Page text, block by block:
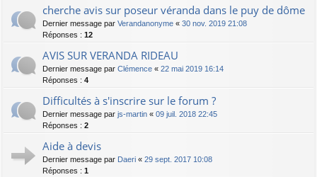
cherche avis sur poseur véranda dans le puy de dôme
Dernier message par Verandanonyme « 30 nov. 2019 21:08
Réponses : 12
AVIS SUR VERANDA RIDEAU
Dernier message par Clémence « 22 mai 2019 16:14
Réponses : 4
Difficultés à s'inscrire sur le forum ?
Dernier message par js-martin « 09 juil. 2018 22:45
Réponses : 2
Aide à devis
Dernier message par Daeri « 29 sept. 2017 10:08
Réponses : 1